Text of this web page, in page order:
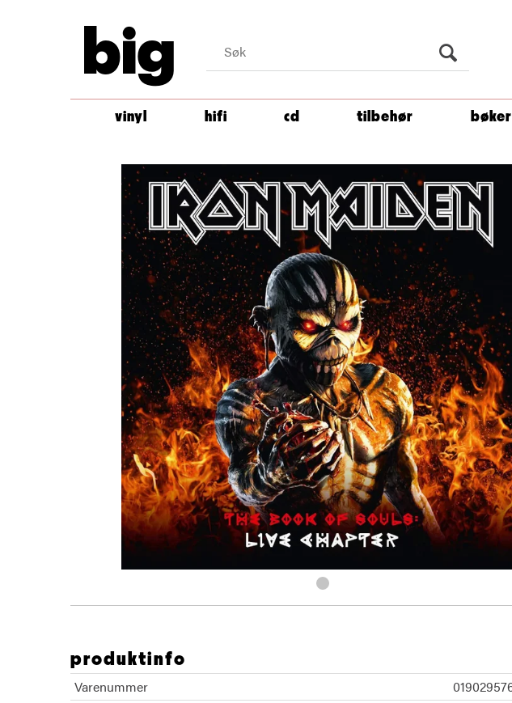
big
vinyl hifi cd tilbehør bøker
produktinfo
Varenummer